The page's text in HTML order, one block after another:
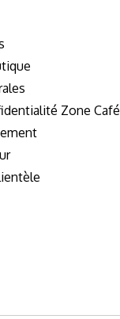
Zone Café